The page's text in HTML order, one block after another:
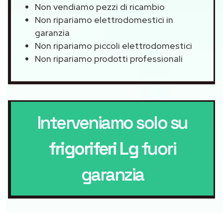
Non vendiamo pezzi di ricambio
Non ripariamo elettrodomestici in
garanzia
Non ripariamo piccoli elettrodomestici
Non ripariamo prodotti professionali
Interveniamo solo su
frigoriferi Lgfuori
garanzia